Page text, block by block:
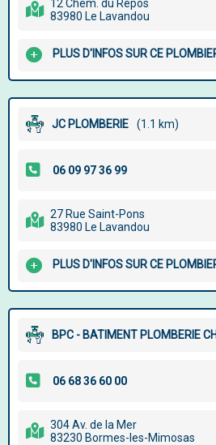
12 Chem. du Repos
83980 Le Lavandou
PLUS D'INFOS SUR CE
JC PLOMBERIE (1.1 km)
27 Rue Saint-Pons
83980 Le Lavandou
PLUS D'INFOS SUR CE
BPC - BATIMENT PLOMBERIE
304 Av. de la Mer
83230 Bormes-les-Mimosas